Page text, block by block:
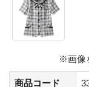
※画像
商品コード